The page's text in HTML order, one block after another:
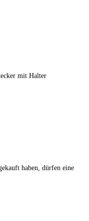
mit Halter
haben, dürfen eine